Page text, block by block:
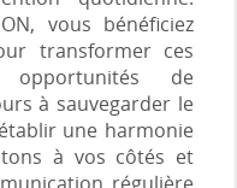
vous bénéficiez
transformer ces
de
à sauvegarder le
une harmonie
à vos côtés et